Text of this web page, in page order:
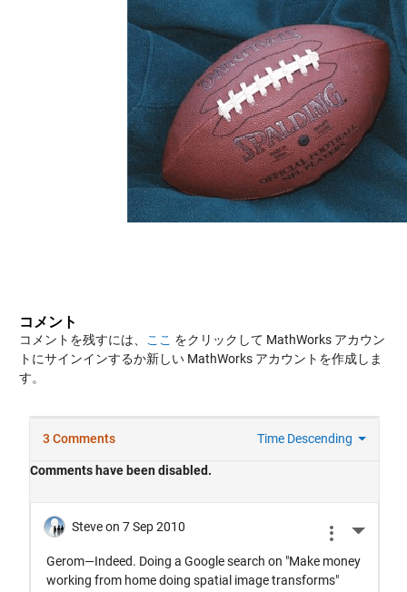
コメント
コメントを残すには、 ここ をクリックして MathWorks アカウン
トにサインインするか新しい MathWorks アカウントを作成しま
す。